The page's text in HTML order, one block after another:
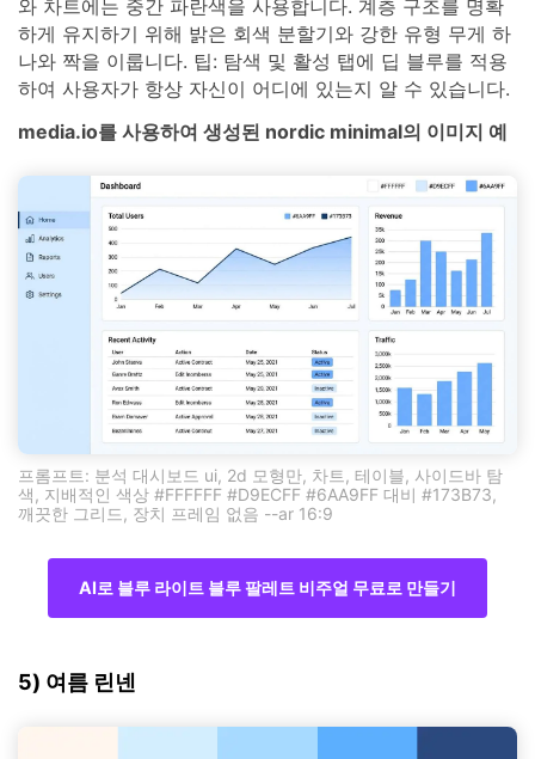
와 차트에는 중간 파란색을 사용합니다. 계층 구조를 명확
하게 유지하기 위해 밝은 회색 분할기와 강한 유형 무게 하
나와 짝을 이룹니다. 팁: 탐색 및 활성 탭에 딥 블루를 적용
하여 사용자가 항상 자신이 어디에 있는지 알 수 있습니다.
media.io를 사용하여 생성된 nordic minimal의 이미지 예
프롬프트: 분석 대시보드 ui, 2d 모형만, 차트, 테이블, 사이드바 탐
색, 지배적인 색상 #FFFFFF #D9ECFF #6AA9FF 대비 #173B73,
깨끗한 그리드, 장치 프레임 없음 --ar 16:9
AI로 블루 라이트 블루 팔레트 비주얼 무료로 만들기
5) 여름 린넨